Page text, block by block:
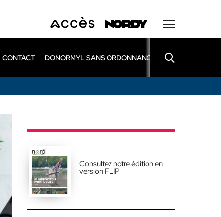
CONTACT DONORMYL SANS ORDONNANCE LEXOMIL SANS
Consultez notre édition en
version FLIP